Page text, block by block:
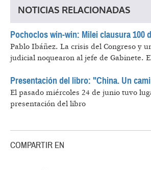
NOTICIAS RELACIONADAS
Pochoclos win-win: Milei clausura 100
Pablo Ibáñez. La crisis del Congreso y
judicial noquearon al jefe de Gabinete.
Presentación del libro: "China. Un
El pasado miércoles 24 de junio tuvo
presentación del libro
COMPARTIR EN